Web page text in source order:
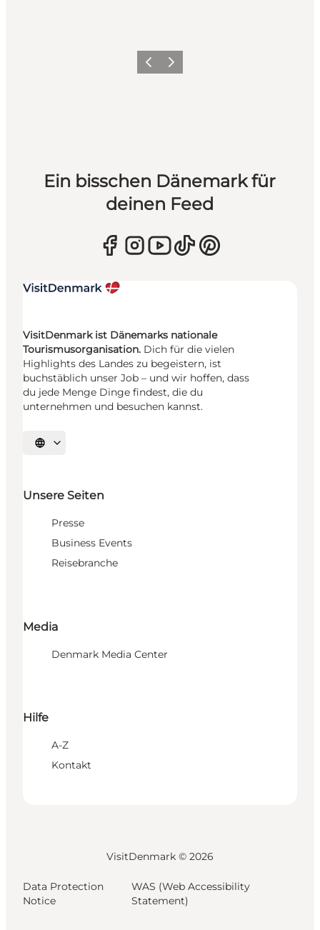
ZurückWeiter
Ein bisschen Dänemark für
deinen Feed
VisitDenmark ist Dänemarks nationale
Tourismusorganisation. Dich für die vielen
Highlights des Landes zu begeistern, ist
buchstäblich unser Job – und wir hoffen, dass
du jede Menge Dinge findest, die du
unternehmen und besuchen kannst.
Sprache auswählen
Unsere Seiten
Presse
Business Events
Reisebranche
Media
Denmark Media Center
Hilfe
A-Z
Kontakt
VisitDenmark © 2026
Data Protection
Notice
WAS (Web Accessibility
Statement)